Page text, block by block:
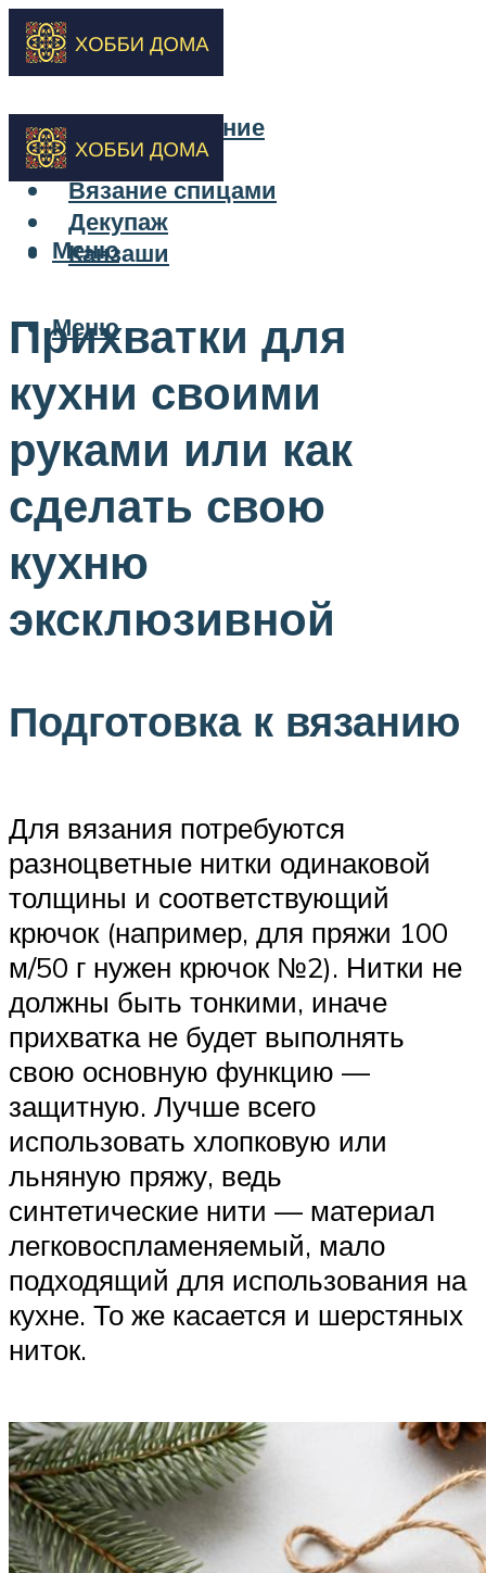
Бисероплетение
Вышивка
Вязание спицами
Декупаж
Канзаши
Меню
Меню
Прихватки для
кухни своими
руками или как
сделать свою
кухню
эксклюзивной
Подготовка к вязанию
Для вязания потребуются
разноцветные нитки одинаковой
толщины и соответствующий
крючок (например, для пряжи 100
м/50 г нужен крючок №2). Нитки не
должны быть тонкими, иначе
прихватка не будет выполнять
свою основную функцию —
защитную. Лучше всего
использовать хлопковую или
льняную пряжу, ведь
синтетические нити — материал
легковоспламеняемый, мало
подходящий для использования на
кухне. То же касается и шерстяных
ниток.